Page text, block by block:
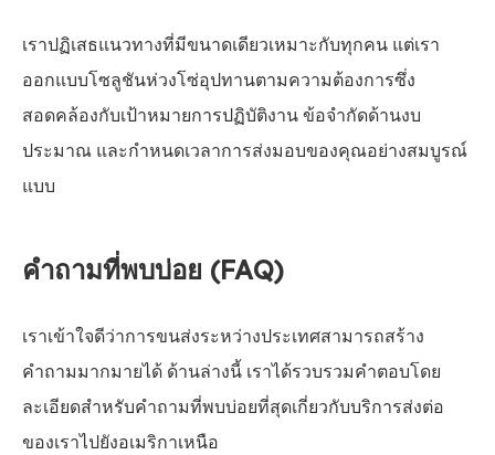
เราปฏิเสธแนวทางที่มีขนาดเดียวเหมาะกับทุกคน แต่เรา
ออกแบบโซลูชันห่วงโซ่อุปทานตามความต้องการซึ่ง
สอดคล้องกับเป้าหมายการปฏิบัติงาน ข้อจำกัดด้านงบ
ประมาณ และกำหนดเวลาการส่งมอบของคุณอย่างสมบูรณ์
แบบ
คำถามที่พบบ่อย (FAQ)
เราเข้าใจดีว่าการขนส่งระหว่างประเทศสามารถสร้าง
คำถามมากมายได้ ด้านล่างนี้ เราได้รวบรวมคำตอบโดย
ละเอียดสำหรับคำถามที่พบบ่อยที่สุดเกี่ยวกับบริการส่งต่อ
ของเราไปยังอเมริกาเหนือ